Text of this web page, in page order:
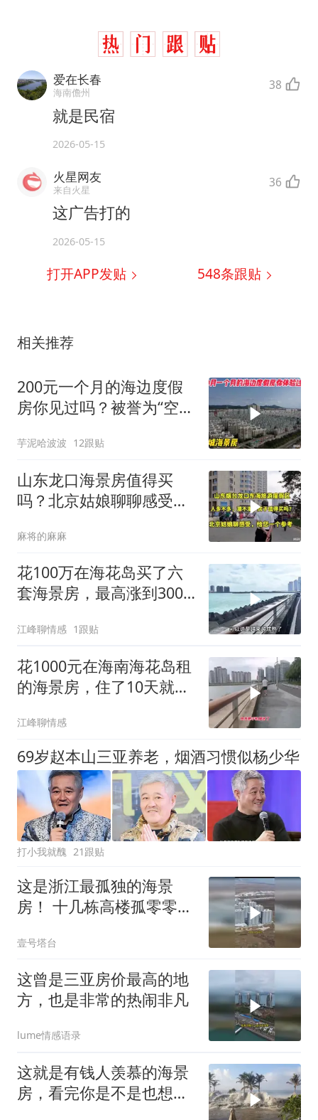
爱在长春
海南儋州 38
就是民宿
2026-05-15
火星网友
来自火星 36
这广告打的
2026-05-15
打开APP发贴 548条跟贴
相关推荐
200元一个月的海边度假
房你见过吗？被誉为“空
芋泥哈波波 12跟贴
山东龙口海景房值得买
吗？北京姑娘聊聊感受很
麻将的麻麻
花100万在海花岛买了六
套海景房，最高涨到300
江峰聊情感 1跟贴
花1000元在海南海花岛租
的海景房，住了10天就住
江峰聊情感
69岁赵本山三亚养老，烟酒习惯似杨少华
打小我就醜 21跟贴
这是浙江最孤独的海景
房！ 十几栋高楼孤零零矗
壹号塔台
这曾是三亚房价最高的地
方，也是非常的热闹非凡
lume情感语录
这就是有钱人羡慕的海景
房，看完你是不是也想来